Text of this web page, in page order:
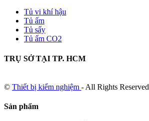
Tủ vi khí hậu
Tủ ấm
Tủ sấy
Tủ ấm CO2
TRỤ SỞ TẠI TP. HCM
© Thiết bị kiểm nghiệm - All Rights Reserved
Sản phẩm